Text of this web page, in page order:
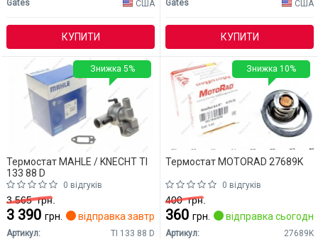
Gates США
КУПИТИ
Gates США
КУПИТИ
Термостат MAHLE / KNECHT TI
133 88 D
0 відгуків
3 565грн.
3 390 грн. відправка завтра
Артикул:
TI 133 88 D
Знижка 5%
Термостат MOTORAD 27689K
0 відгуків
400грн.
360 грн. відправка сьогодні
Артикул:
27689K
Знижка 10%